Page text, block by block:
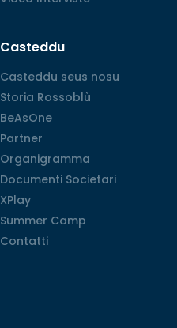
Casteddu
Casteddu seus nosu
Casteddu seus nosu
Storia Rossoblù
Storia Rossoblù
BeAsOne
BeAsOne
Partner
Partner
Organigramma
Organigramma
Documenti Societari
Documenti Societari
XPlay
XPlay
Summer Camp
Summer Camp
Contatti
Contatti